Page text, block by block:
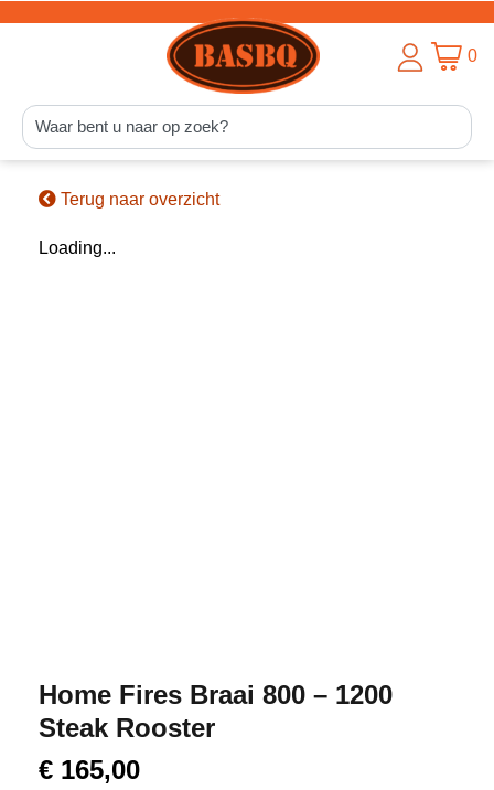
0
Terug naar overzicht
Loading...
Home Fires Braai 800 – 1200
Steak Rooster
€ 165,00